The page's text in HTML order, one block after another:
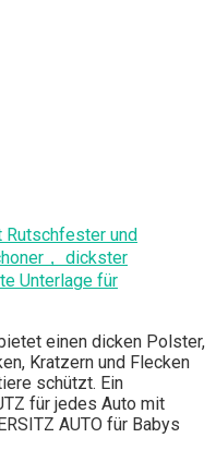
und
， dickster
Unterlage für
einen dicken Polster,
Kratzern und Flecken
schützt. Ein
für jedes Auto mit
AUTO für Babys